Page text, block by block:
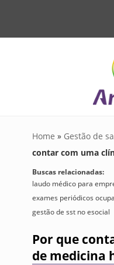
Home » Gestão de
contar com uma
Buscas relacionadas:
laudo médico para
exames periódicos
gestão de sst no esocial
Por que
de medicina